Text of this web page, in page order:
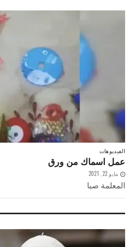
الفيديوهات
عمل اسماك من ورق
مايو 22, 2021
المعلمة صبا